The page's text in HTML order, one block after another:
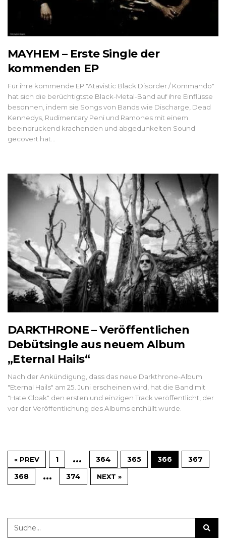
MAYHEM – Erste Single der
kommenden EP
Für ihre kommende EP "Atavistic Black Disorder / Kommando"
hat sich die berüchtigtste Black-Metal-Band auf ihre Einflüsse
besonnen, indem sie Songs von Bands wie Discharge, Dead
Kennedys, Rudimentary Peni und Ramones mit einem
beeindruckend krachenden und abgedunkelten Sound
gecovert hat...
DARKTHRONE – Veröffentlichen
Debütsingle aus neuem Album
„Eternal Hails“
Nach der Ankündigung, dass das neue Darkthrone-Album
"Eternal Hails" am 25. Juni erscheinen wird, hat die Band mit
"Hate Cloak" den ersten und einzigen Track veröffentlicht, der
vor der Veröffentlichung des Albums enthüllt wurde.
« PREV 1 … 364 365 366
367
368
… 374 NEXT »